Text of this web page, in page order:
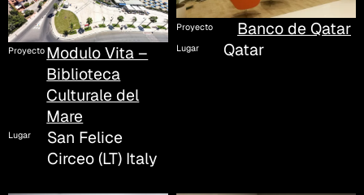
Proyecto Modulo Vita –
Biblioteca
Culturale del
Mare
Lugar
San Felice
Circeo (LT) Italy
Proyecto Banco de Qatar
Lugar Qatar